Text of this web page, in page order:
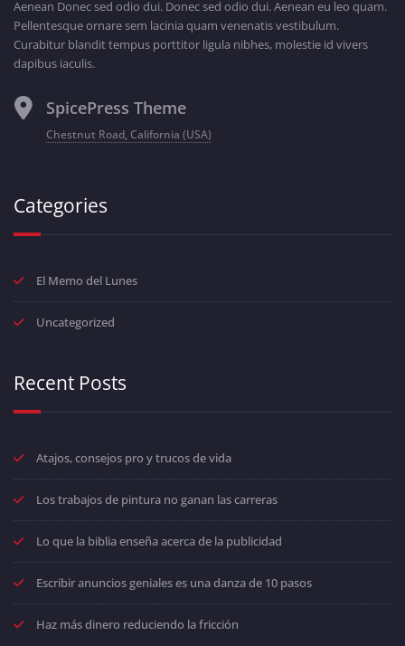
Aenean Donec sed odio dui. Donec sed odio dui. Aenean eu leo quam.
Pellentesque ornare sem lacinia quam venenatis vestibulum.
Curabitur blandit tempus porttitor ligula nibhes, molestie id vivers
dapibus iaculis.
SpicePress Theme
Chestnut Road, California (USA)
Categories
El Memo del Lunes
Uncategorized
Recent Posts
Atajos, consejos pro y trucos de vida
Los trabajos de pintura no ganan las carreras
Lo que la biblia enseña acerca de la publicidad
Escribir anuncios geniales es una danza de 10 pasos
Haz más dinero reduciendo la fricción